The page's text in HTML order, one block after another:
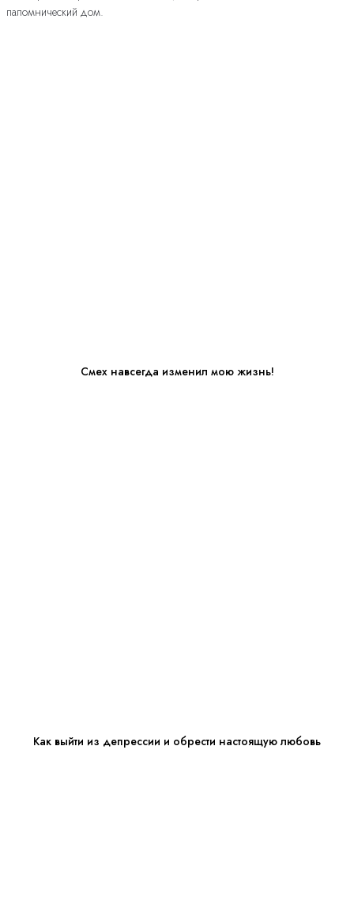
паломнический дом.
Смех навсегда изменил мою жизнь!
Как выйти из депрессии и обрести настоящую любовь